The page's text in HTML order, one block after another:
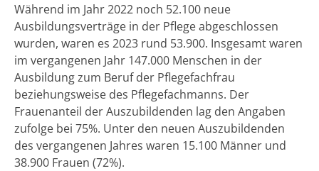
Während im Jahr 2022 noch 52.100 neue
Ausbildungsverträge in der Pflege abgeschlossen
wurden, waren es 2023 rund 53.900. Insgesamt waren
im vergangenen Jahr 147.000 Menschen in der
Ausbildung zum Beruf der Pflegefachfrau
beziehungsweise des Pflegefachmanns. Der
Frauenanteil der Auszubildenden lag den Angaben
zufolge bei 75%. Unter den neuen Auszubildenden
des vergangenen Jahres waren 15.100 Männer und
38.900 Frauen (72%).